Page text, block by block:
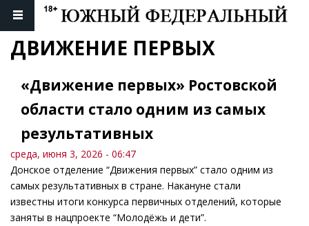
ДВИЖЕНИЕ ПЕРВЫХ
«Движение первых» Ростовской
области стало одним из самых
результативных
среда, июня 3, 2026 - 06:47
Донское отделение “Движения первых” стало одним из
самых результативных в стране. Накануне стали
известны итоги конкурса первичных отделений, которые
заняты в нацпроекте “Молодёжь и дети”.